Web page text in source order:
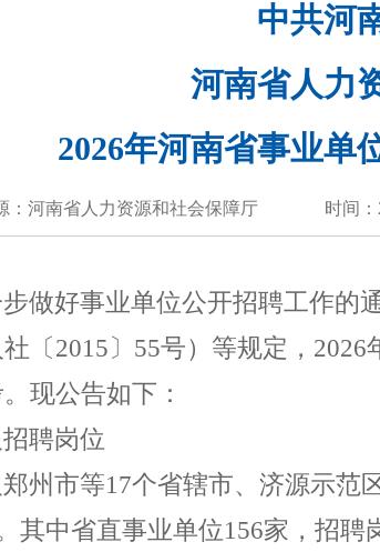
中共河
河南省人力
2026年河南省事业单
：河南省人力资源和社会保障厅 时间：
步做好事业单位公开招聘工作的
〔 2015 〕 55号） 等规定， 2026
现公告如下：
聘岗位
州市等17个省辖市、济源示范
其中省直事业单位156家，招聘